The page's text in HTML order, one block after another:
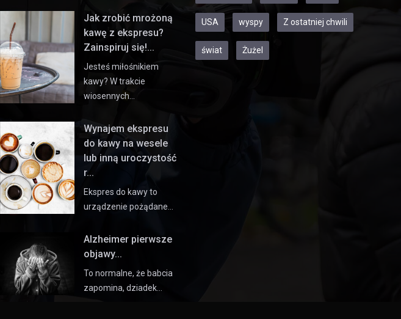
Jak zrobić mrożoną
kawę z ekspresu?
Zainspiruj się!...
Jesteś miłośnikiem
kawy? W trakcie
wiosennych…
Wynajem ekspresu
do kawy na wesele
lub inną uroczystość
r...
Ekspres do kawy to
urządzenie pożądane…
Alzheimer pierwsze
objawy...
To normalne, że babcia
zapomina, dziadek…
USA wyspy Z ostatniej chwili
świat Żużel